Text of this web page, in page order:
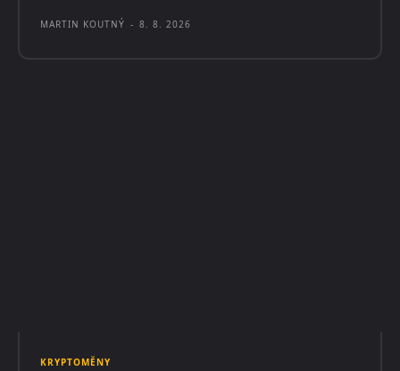
MARTIN KOUTNÝ - 8. 8. 2026
KRYPTOMĚNY